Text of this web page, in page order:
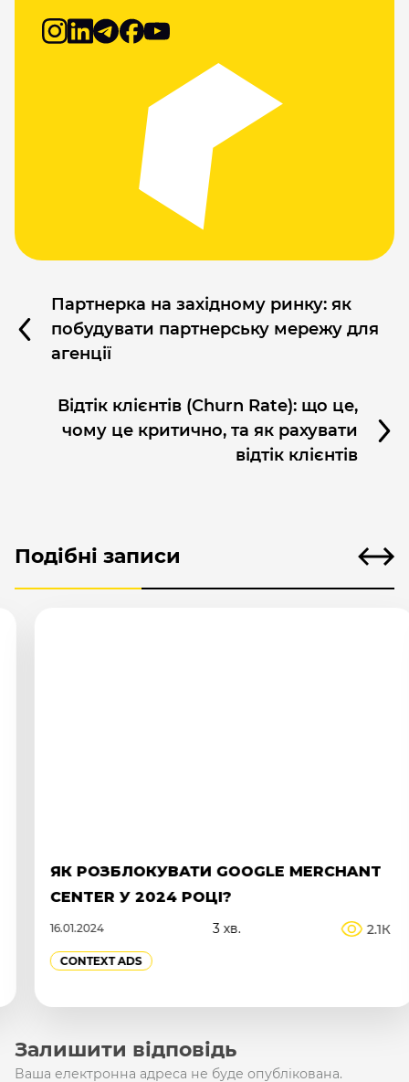
Партнерка на західному ринку: як
побудувати партнерську мережу для
агенції
Відтік клієнтів (Churn Rate): що це,
чому це критично, та як рахувати
відтік клієнтів
Подібні записи
ЯК РОЗБЛОКУВАТИ GOOGLE MERCHANT
CENTER У 2024 РОЦІ?
16.01.2024 3 хв. 2.1К
CONTEXT ADS
Залишити відповідь
Ваша електронна адреса не буде опублікована.